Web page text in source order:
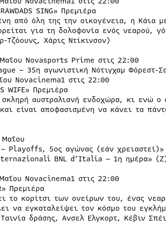
SING» Πρεμιέρα
από όλη της την οικογένεια, η Κάια
για τη δολοφονία ενός νεαρού,
Τζόουνς, Χάρις Ντίκινσον)
Novasports Prime στις 22:00
– 35η αγωνιστική Νότιγχαμ Φόρεστ-
Novacinema1 στις 22:00
WIFE» Πρεμιέρα
αυστραλιανή ενδοχώρα, κι ενώ ο
είναι αποφασισμένη να κάνει τα
– Playoffs, 5ος αγώνας (εάν
BNL d’Italia – 1η ημέρα»
Novacinema1 στις 22:00
Πρεμιέρα
το κορίτσι των ονείρων του, ένας
να εγκαταλείψει τον κόσμο του
δράσης, Ανσελ Ελγκορτ, Κέβιν